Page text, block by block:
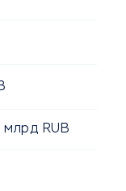
млрд RUB